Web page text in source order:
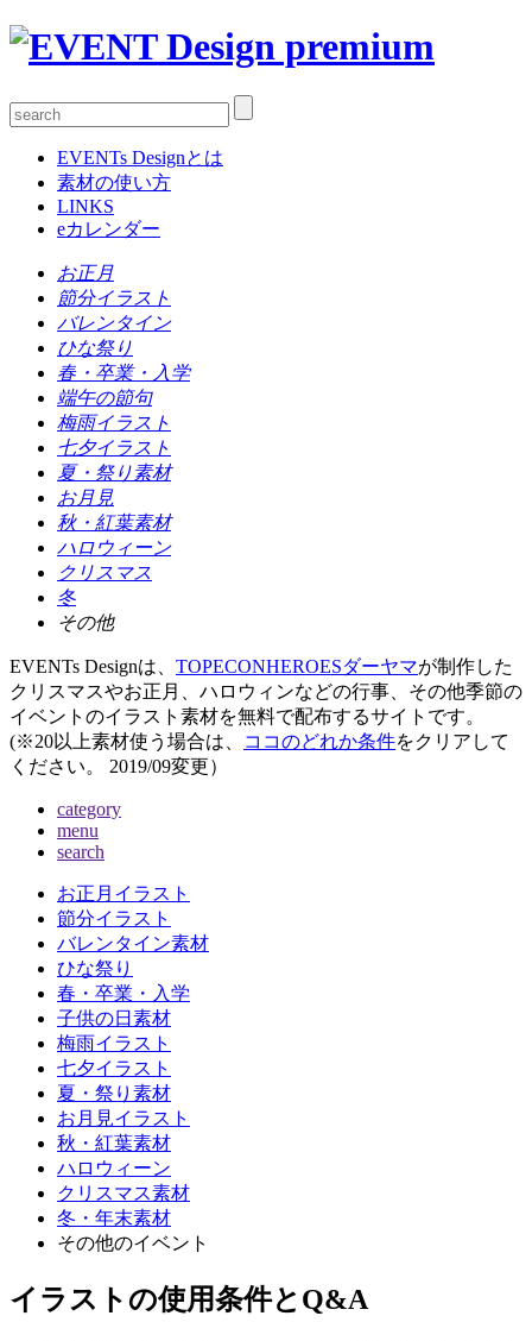
EVENTs Designとは
素材の使い方
LINKS
eカレンダー
お正月
節分イラスト
バレンタイン
ひな祭り
春・卒業・入学
端午の節句
梅雨イラスト
七夕イラスト
夏・祭り素材
お月見
秋・紅葉素材
ハロウィーン
クリスマス
冬
その他
EVENTs Designは、 TOPECONHEROESダーヤマが制作した
クリスマスやお正月、ハロウィンなどの行事、その他季節の
イベントのイラスト素材を無料で配布するサイトです。
(※20以上素材使う場合は、
ココのどれか条件をクリアして
ください。 2019/09変更）
category
menu
search
お正月イラスト
節分イラスト
バレンタイン素材
ひな祭り
春・卒業・入学
子供の日素材
梅雨イラスト
七夕イラスト
夏・祭り素材
お月見イラスト
秋・紅葉素材
ハロウィーン
クリスマス素材
冬・年末素材
その他のイベント
イラストの使用条件とQ&A